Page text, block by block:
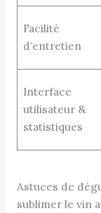
Facilité
d’entretien
Interface
utilisateur &
statistiques
Astuces de
sublimer le vin